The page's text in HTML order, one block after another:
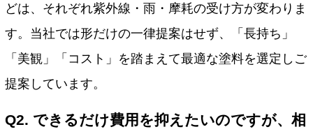
どは、それぞれ紫外線・雨・摩耗の受け方が変わりま
す。 当社では形だけの一律提案はせず、「長持ち」
「美観」「コスト」を踏まえて最適な塗料を選定しご
提案しています。
Q2. できるだけ費用を抑えたいのですが、相